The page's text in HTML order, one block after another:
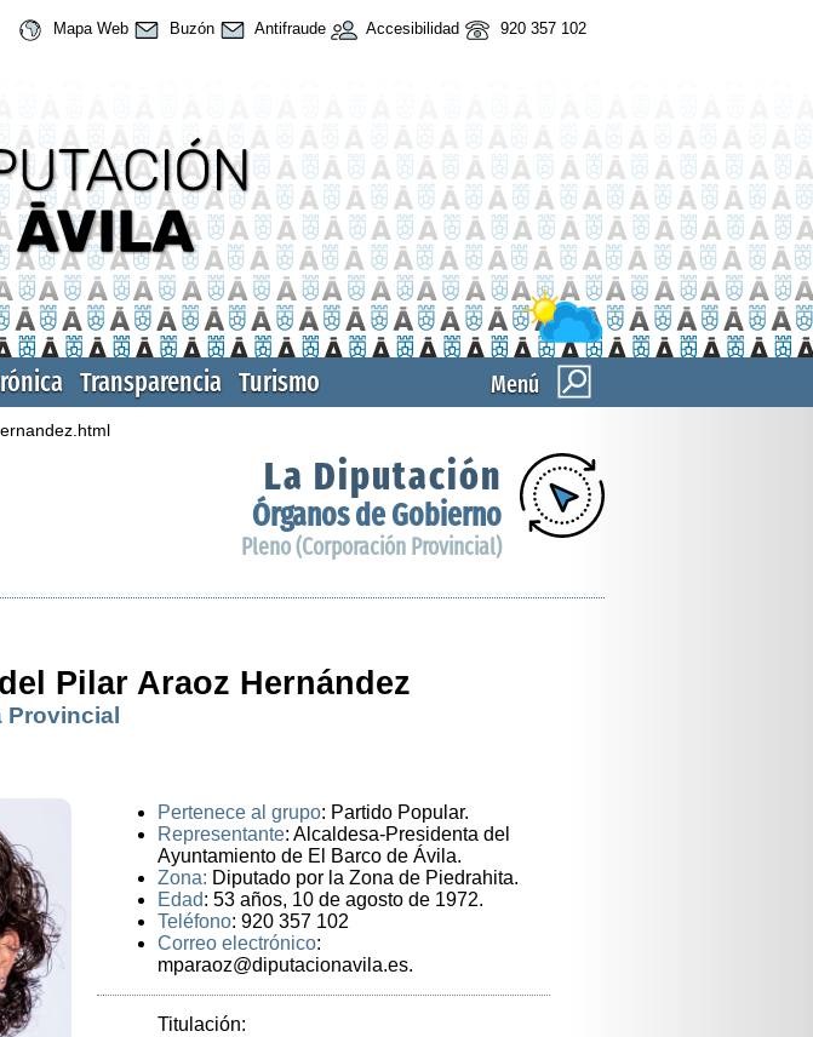
Mapa Web Buzón Antifraude Accesibilidad 920 357 102
Menú
Transparencia Turismo
La Diputación
Órganos de Gobierno
Pleno (Corporación Provincial)
Pilar Araoz Hernández
Provincial
Pertenece al grupo: Partido Popular.
Representante: Alcaldesa-Presidenta del
Ayuntamiento de El Barco de Ávila.
Zona: Diputado por la Zona de Piedrahita.
Edad: 53 años, 10 de agosto de 1972.
Teléfono: 920 357 102
Correo electrónico:
mparaoz@diputacionavila.es.
Titulación: